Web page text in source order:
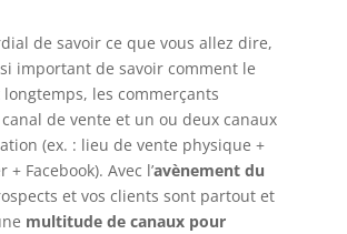
de savoir ce que vous allez dire,
important de savoir comment le
les commerçants
de vente et un ou deux canaux
(ex. : lieu de vente physique +
Facebook). Avec l’avènement du
et vos clients sont partout et
multitude de canaux pour